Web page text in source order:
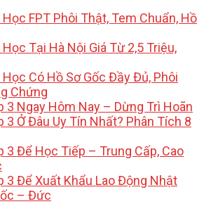
FPT Phôi Thật, Tem Chuẩn, Hồ
Tại Hà Nội Giá Từ 2,5 Triệu,
Có Hồ Sơ Gốc Đầy Đủ, Phôi
Chứng
3 Ngay Hôm Nay – Dừng Trì Hoãn
3 Ở Đâu Uy Tín Nhất? Phân Tích 8
3 Để Học Tiếp – Trung Cấp, Cao
3 Để Xuất Khẩu Lao Động Nhật
– Đức